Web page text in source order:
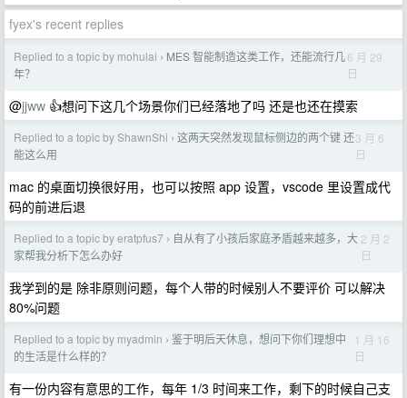
fyex's recent replies
Replied to a topic by mohulai › MES 智能制造这类工作，还能流行几
年？
6 月 29
日
@jjww 👍想问下这几个场景你们已经落地了吗 还是也还在摸索
Replied to a topic by ShawnShi › 这两天突然发现鼠标侧边的两个键 还
能这么用
3 月 6
日
mac 的桌面切换很好用，也可以按照 app 设置，vscode 里设置成代
码的前进后退
Replied to a topic by eratpfus7 › 自从有了小孩后家庭矛盾越来越多，大
家帮我分析下怎么办好
2 月 2
日
我学到的是 除非原则问题，每个人带的时候别人不要评价 可以解决
80%问题
Replied to a topic by myadmin › 鉴于明后天休息，想问下你们理想中
的生活是什么样的？
1 月 16
日
有一份内容有意思的工作，每年 1/3 时间来工作，剩下的时候自己支